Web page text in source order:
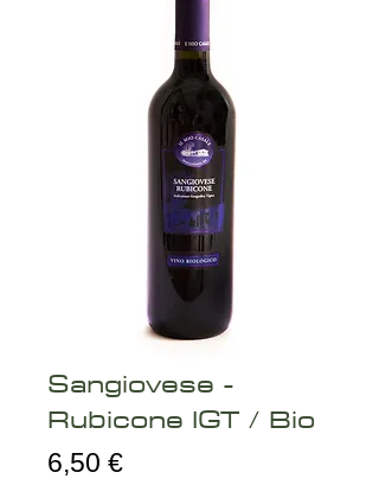
Sangiovese -
Rubicone IGT / Bio
6,50 €Prezzo